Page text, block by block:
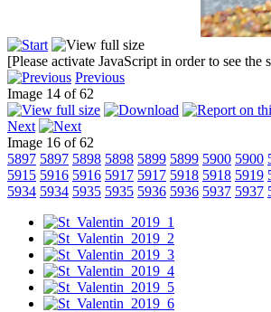
[Please activate JavaScript in order to see the
Previous
Image 14 of 62
Next
Image 16 of 62
5897 5897 5898 5898 5899 5899 5900 5900
5915 5916 5916 5917 5917 5918 5918 5919
5934 5934 5935 5935 5936 5936 5937 5937